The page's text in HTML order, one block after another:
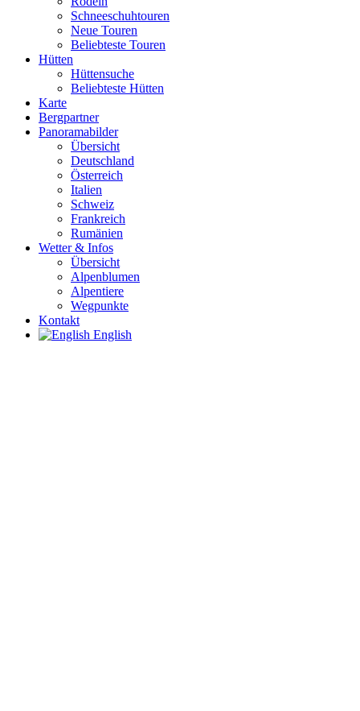
Schneeschuhtouren
Neue Touren
Beliebteste Touren
Hütten
Hüttensuche
Beliebteste Hütten
Karte
Bergpartner
Panoramabilder
Übersicht
Deutschland
Österreich
Italien
Schweiz
Frankreich
Rumänien
Wetter & Infos
Übersicht
Alpenblumen
Alpentiere
Wegpunkte
Kontakt
English